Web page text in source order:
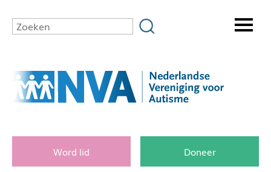
Word lid Doneer